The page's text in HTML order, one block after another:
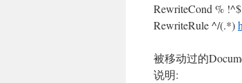
RewriteCond % !^$
RewriteRule ^/(.*)
被移动过的
说明: